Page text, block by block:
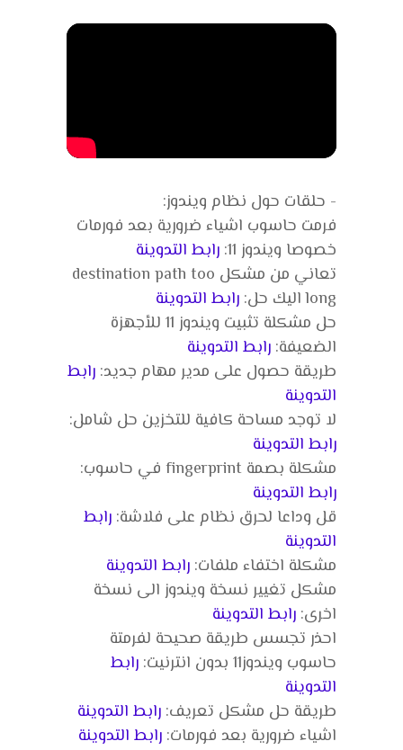
- حلقات حول نظام ويندوز:
فرمت حاسوب اشياء ضرورية بعد فورمات
خصوصا ويندوز 11:
رابط التدوينة
تعاني من مشكل destination path too
long اليك حل:
رابط التدوينة
حل مشكلة تثبيت ويندوز 11 للأجهزة
الضعيفة: رابط التدوينة
طريقة حصول على مدير مهام جديد: رابط
التدوينة
لا توجد مساحة كافية للتخزين حل شامل:
رابط التدوينة
مشكلة بصمة fingerprint في حاسوب:
رابط التدوينة
قل وداعا لحرق نظام على فلاشة: رابط
التدوينة
مشكلة اختفاء ملفات: رابط التدوينة
مشكل تغيير نسخة ويندوز الى نسخة
اخرى: رابط التدوينة
احذر تجسس طريقة صحيحة لفرمتة
حاسوب ويندوز11 بدون انترنيت:
رابط
التدوينة
طريقة حل مشكل تعريف: رابط التدوينة
اشياء ضرورية بعد فورمات: رابط التدوينة